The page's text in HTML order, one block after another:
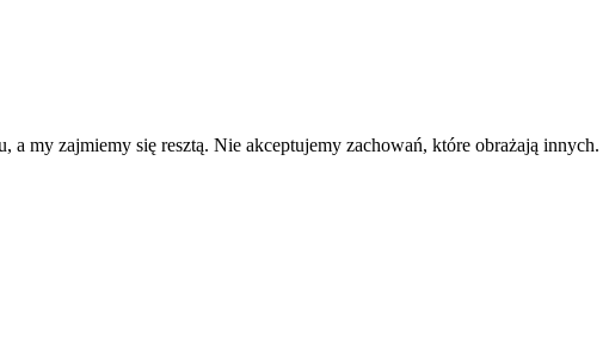
my zajmiemy się resztą. Nie akceptujemy zachowań, które obrażają innych.